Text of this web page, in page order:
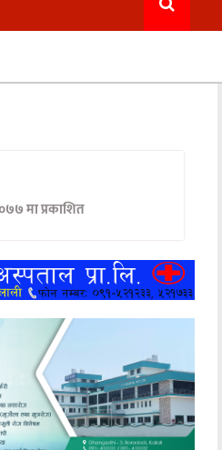
मा प्रकाशित